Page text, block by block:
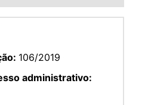
106/2019
administrativo: